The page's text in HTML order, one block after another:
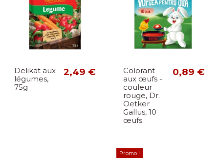
Delikat aux
légumes,
75g
2,49 €
Colorant
aux œufs -
couleur
rouge, Dr.
Oetker
Gallus, 10
œufs
0,89 €
Promo !